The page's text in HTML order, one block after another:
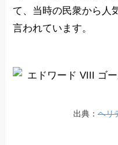
て、当時の民衆から人
言われています。
出典： ヘリ